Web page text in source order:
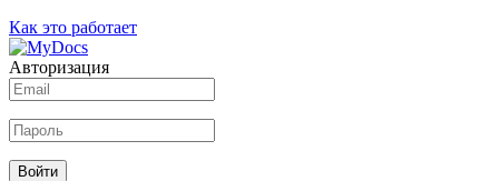
Как это работает
Авторизация
Войти